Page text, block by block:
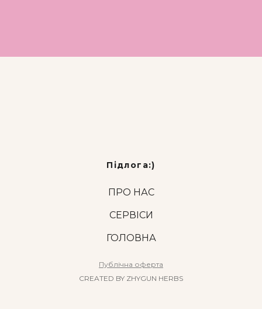
Підлога:)
ПРО НАС
СЕРВІСИ
ГОЛОВНА
Публічна оферта
CREATED BY ZHYGUN HERBS